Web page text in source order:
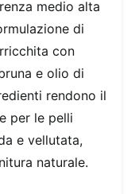
medio alta
di
con
e olio di
rendono il
per le pelli
e vellutata,
naturale.